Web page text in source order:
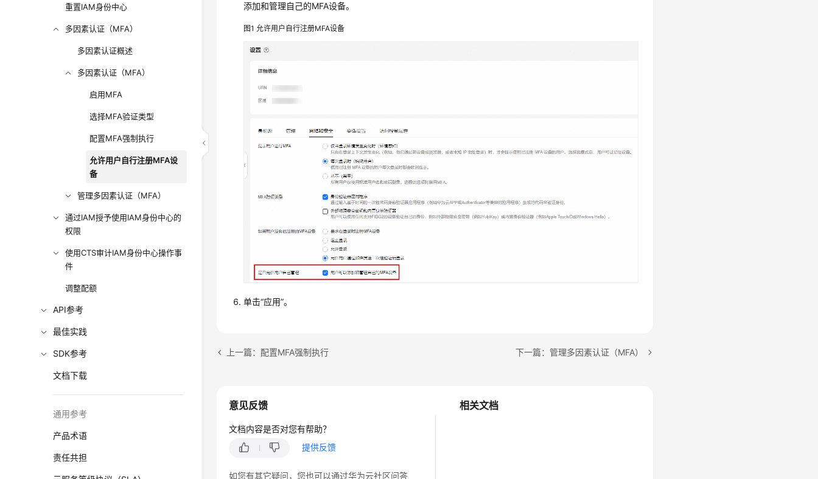
重置IAM身份中心
多因素认证（MFA）
多因素认证概述
多因素认证（MFA）
启用MFA
选择MFA验证类型
配置MFA强制执行
允许用户自行注册MFA设
备
管理多因素认证（MFA）
通过IAM授予使用IAM身份中心的
权限
使用CTS审计IAM身份中心操作事
件
调整配额
API参考
最佳实践
SDK参考
文档下载
通用参考
产品术语
责任共担
添加和管理自己的MFA设备。
图1 允许用户自行注册MFA设备
单击“应用”。
上一篇：配置MFA强制执行 下一篇：管理多因素认证（MFA）
相关文档
意见反馈
文档内容是否对您有帮助？
提供反馈
如您有其它疑问，您也可以通过华为云社区问答